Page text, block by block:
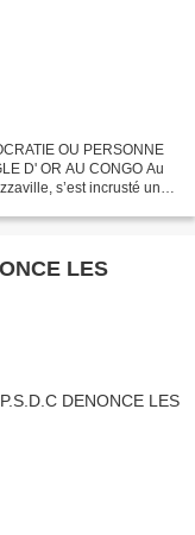
OU PERSONNE
D' OR AU CONGO Au
s’est incrusté un
LES